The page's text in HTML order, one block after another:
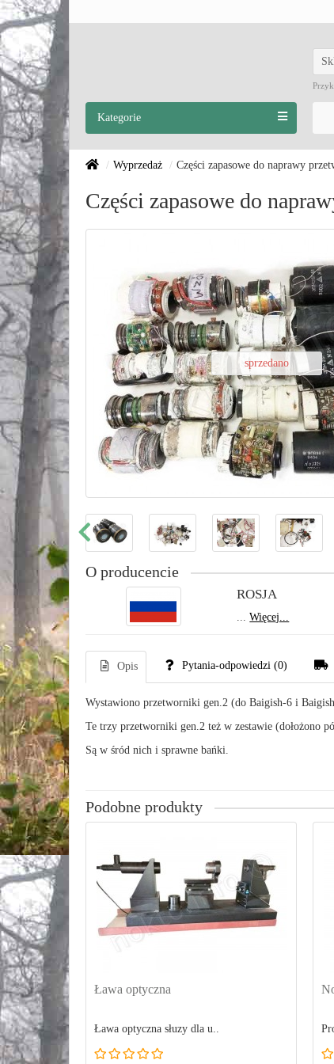
Kategorie
Wyprzedaż Części zapasowe do naprawy
Części zapasowe do
sprzedano
O producencie
ROSJA
...Więcej...
Opis Pytania-odpowiedzi (0)
Wystawiono przetworniki gen.2 (do Baigish-6 i
Te trzy przetworniki gen.2 też w zestawie (dołożono
Są w śród nich i sprawne bańki.
Podobne produkty
Ława optyczna
Ława optyczna słuzy dla u..